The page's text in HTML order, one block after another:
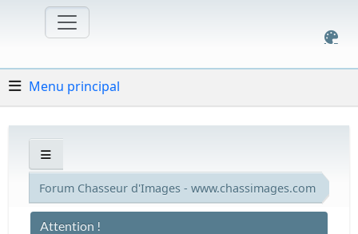
Menu principal
Forum Chasseur d'Images - www.chassimages.com
Attention !